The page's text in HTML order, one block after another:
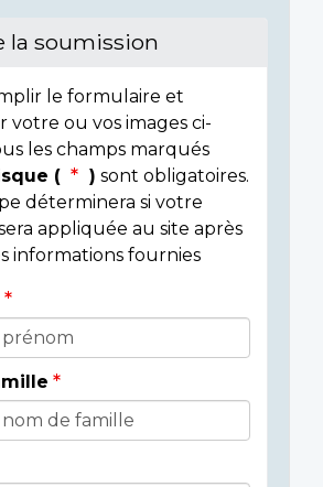
la soumission
le formulaire et
votre ou vos images ci-
les champs marqués
( ) sont obligatoires.
déterminera si votre
appliquée au site après
informations fournies